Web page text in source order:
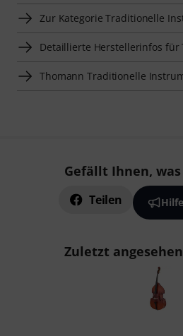
Zur Kategorie Traditionelle
Detaillierte Herstellerinfos für
Thomann Traditionelle
Gefällt Ihnen, was
Teilen
Zuletzt